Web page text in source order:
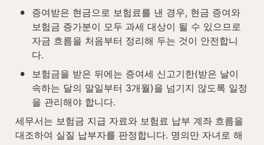
•
증여받은 현금으로 보험료를 낸 경우, 현금 증여와
보험금 증가분이 모두 과세 대상이 될 수 있으므로
자금 흐름을 처음부터 정리해 두는 것이 안전합니
다.
•
보험금을 받은 뒤에는 증여세 신고기한(받은 날이
속하는 달의 말일부터 3개월)을 넘기지 않도록 일정
을 관리해야 합니다.
세무서는 보험금 지급 자료와 보험료 납부 계좌 흐름을
대조하여 실질 납부자를 판정합니다. 명의만 자녀로 해